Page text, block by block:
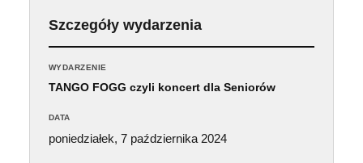
Szczegóły wydarzenia
WYDARZENIE
TANGO FOGG czyli koncert dla Seniorów
DATA
poniedziałek, 7 października 2024